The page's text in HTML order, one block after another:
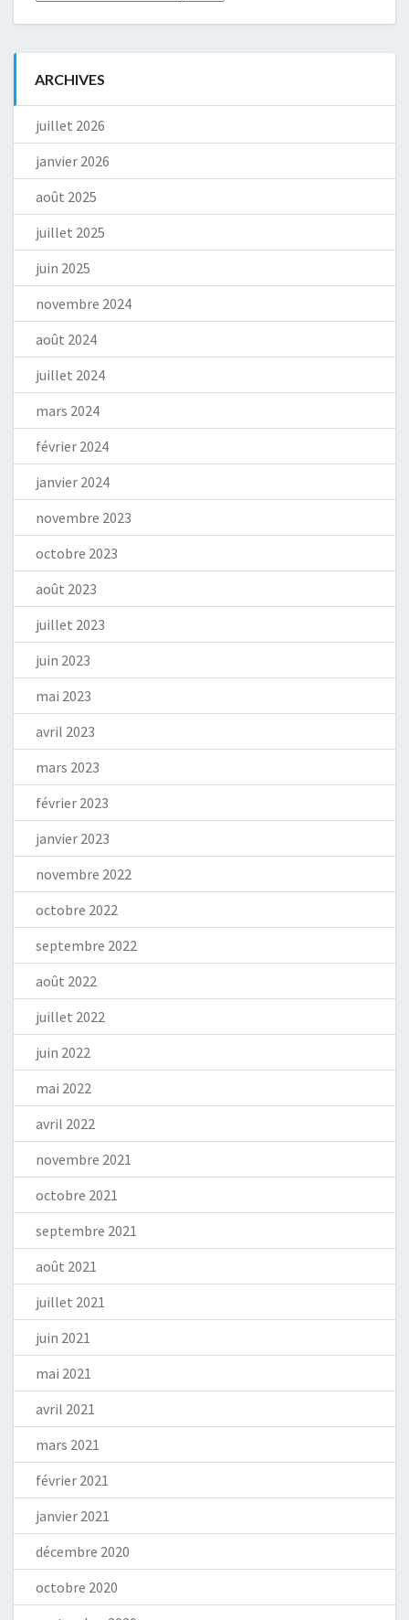
ARCHIVES
juillet 2026
janvier 2026
août 2025
juillet 2025
juin 2025
novembre 2024
août 2024
juillet 2024
mars 2024
février 2024
janvier 2024
novembre 2023
octobre 2023
août 2023
juillet 2023
juin 2023
mai 2023
avril 2023
mars 2023
février 2023
janvier 2023
novembre 2022
octobre 2022
septembre 2022
août 2022
juillet 2022
juin 2022
mai 2022
avril 2022
novembre 2021
octobre 2021
septembre 2021
août 2021
juillet 2021
juin 2021
mai 2021
avril 2021
mars 2021
février 2021
janvier 2021
décembre 2020
octobre 2020